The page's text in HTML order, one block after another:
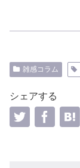
雑感コラム
シェアする